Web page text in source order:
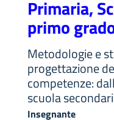
Primaria,
primo
Metodologie e
progettazione
competenze:
scuola
Insegnante